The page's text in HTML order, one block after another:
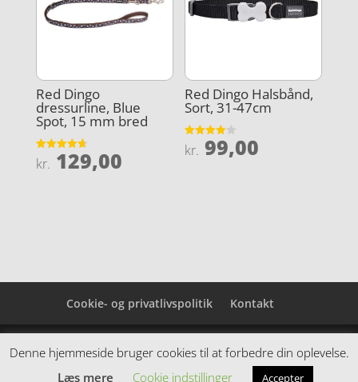
Red Dingo
dressurline, Blue
Spot, 15 mm bred
Vurderet
4.7
kr. 129,00
Red Dingo Halsbånd,
Sort, 31-47cm
Vurderet
3.9
kr. 99,00
Cookie- og privatlivspolitik Kontakt
Denne hjemmeside samler et bredt udvalg af
spændende varer. Siden er et affiiliatesite, og nogle
Denne hjemmeside bruger cookies til at forbedre din oplevelse.
Læs mere
Cookie indstillinger Accepter